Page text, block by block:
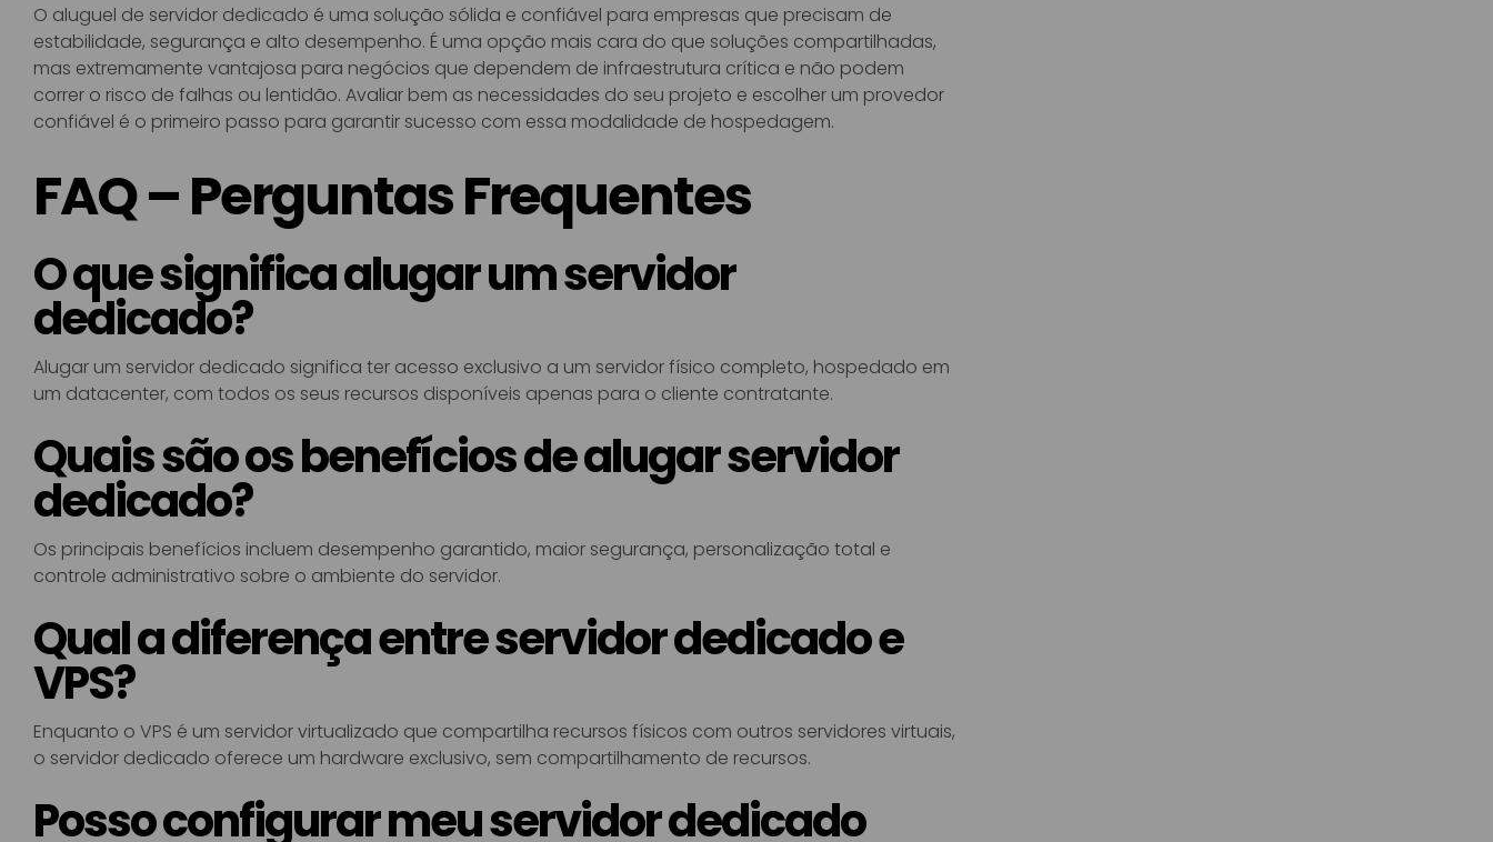
O aluguel de servidor dedicado é uma solução sólida e confiável para empresas que precisam de
estabilidade, segurança e alto desempenho. É uma opção mais cara do que soluções compartilhadas,
mas extremamente vantajosa para negócios que dependem de infraestrutura crítica e não podem
correr o risco de falhas ou lentidão. Avaliar bem as necessidades do seu projeto e escolher um provedor
confiável é o primeiro passo para garantir sucesso com essa modalidade de hospedagem.
FAQ – Perguntas Frequentes
O que significa alugar um servidor
dedicado?
Alugar um servidor dedicado significa ter acesso exclusivo a um servidor físico completo, hospedado em
um datacenter, com todos os seus recursos disponíveis apenas para o cliente contratante.
Quais são os benefícios de alugar servidor
dedicado?
Os principais benefícios incluem desempenho garantido, maior segurança, personalização total e
controle administrativo sobre o ambiente do servidor.
Qual a diferença entre servidor dedicado e
VPS?
Enquanto o VPS é um servidor virtualizado que compartilha recursos físicos com outros servidores virtuais,
o servidor dedicado oferece um hardware exclusivo, sem compartilhamento de recursos.
Posso configurar meu servidor dedicado